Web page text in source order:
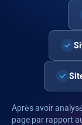
Après avoir
page par rapport